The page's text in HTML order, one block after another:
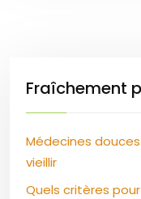
Fraîchement
Médecines
vieillir
Quels critères